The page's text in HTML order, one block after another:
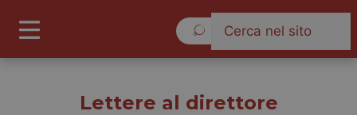
Lettere al direttore